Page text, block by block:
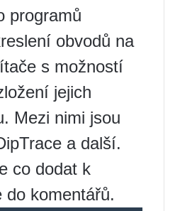
programů
obvodů na
s možností
jejich
Mezi nimi jsou
a další.
co dodat k
do komentářů.